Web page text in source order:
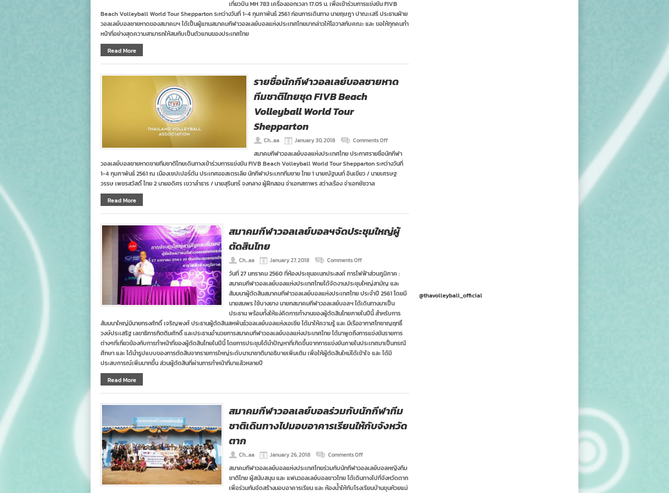
ไทย
เข้า
ร่วม
Tour
ที่
ออสเตรเลีย
เที่ยวบิน MH 783 เครื่องออกเวลา 17.05 น. เพื่อเข้าร่วมการแข่งขัน FIVB
Beach Volleyball World Tour Shepparton ระหว่างวันที่ 1-4 กุมภาพันธ์ 2561 ก่อนการเดินทาง นายฤษฎา ปาณะเสรี ประธานฝ่าย
วอลเลย์บอลชายหาดของสมาคมฯ ได้เป็นผู้แทนสมาคมกีฬาวอลเลย์บอลแห่งประเทศไทยมากล่าวให้โอวาสกับคณะ และ ขอให้ทุกคนทำ
หน้าที่อย่างสุดความสามารถให้สมกับเป็นตัวแทนของประเทศไทย
Read More
รายชื่อนักกีฬาวอลเลย์บอลชายหาด
ทีมชาติไทยชุด FIVB Beach
Volleyball World Tour
Shepparton
Ch...aa January 30, 2018 Comments Offon
ชื่อ
นักกีฬา
วอลเลย์บอล
ชายหาด
Beach
Volleyball
สมาคมกีฬาวอลเลย์บอลแห่งประเทศไทย ประกาศรายชื่อนักกีฬา
วอลเลย์บอลชายหาดชายทีมชาติไทยเดินทางเข้าร่วมการแข่งขัน FIVB Beach Volleyball World Tour Shepparton ระหว่างวันที่
1-4 กุมภาพันธ์ 2561 ณ เมืองเชปเปอร์ตัน ประเทศออสเตรเลีย นักกีฬาประเภททีมชาย ไทย 1 นายณัฐนนท์ อินเขียว / นายเศรษฐ
วรรษ เพชรสวัสดิ์ ไทย 2 นายอดิศร เขวาลำธาร / นายสุรินทร์ จงกลาง ผู้ฝึกสอน จ่าเอกสถาพร สว่างเรือง จ่าเอกชัชวาล
Read More
สมาคมกีฬาวอลเลย์บอลฯจัดประชุมใหญ่ผู้
ตัดสินไทย
Ch...aa January 27, 2018 Comments Offon
กีฬา
วอลเลย์
บอลฯ
ประชุม
ใหญ่
ผู้
ตัดสิน
วันที่ 27 มกราคม 2560 ที่ห้องประชุมอเนกประสงค์​ การไฟฟ้าส่วนภูมิภาค :
สมาคมกีฬาวอลเลย์บอลแห่งประเทศไทยได้จัดงานประชุมใหญ่สามัญ และ
สัมมนาผู้ตัดสินสมาคมกีฬาวอลเลย์บอลแห่งประเทศไทย ประจำปี 2561 โดยมี
นายสมพร ใช้บางยาง นายกสมาคมกีฬาวอลเลย์บอลฯ ได้เดินทางมาเป็น
ประธาน พร้อมทั้งให้แง่คิดการทำงานของผู้ตัดสินไทยภายในปีนี้ สำหรับการ
สัมมนาใหญ่มีนายทรงศักดิ์ เจริญพงศ์ ประธานผู้ตัดสินสหพันธ์วอลเลย์บอลแห่งเอเชีย ได้มาให้ความรู้ และ มีเรืออากาศโทชาญฤทธิ์
วงษ์ประเสริฐ เลขาธิการกิตติมศักดิ์ และประธานอำนวยการสมาคมกีฬาวอลเลย์บอลแห่งประเทศไทย ได้มาพูดถึงการแข่งขันรายการ
ต่างๆที่เกี่ยวข้องกับการทำหน้าที่ของผู้ตัดสินไทยในปีนี้ โดยการประชุมได้นำปัญหาที่เกิดขึ้นจากการแข่งขันภายในประเทศมาเป็นกรณี
ศึกษา และ ได้นำรูปแบบของการตัดสินจากรายการใหญ่ระดับนานาชาติมาอธิบายเพิ่มเติม เพื่อให้ผู้ตัดสินใหม่ได้เข้าใจ และ ได้มี
ประสบการณ์เพิ่มมากขึ้น ส่วนผู้ตัดสินที่ผ่านการทำหน้าที่มาแล้วหลายปี
Read More
สมาคมกีฬาวอลเลย์บอลร่วมกับนักกีฬาทีม
ชาติเดินทางไปมอบอาคารเรียนให้กับจังหวัด
ตาก
Ch...aa January 26, 2018 Comments Offon
กีฬา
วอลเลย์บอล
ร่วม
สมาคมกีฬาวอลเลย์บอลแห่งประเทศไทยร่วมกับนักกีฬาวอลเลย์บอลหญิงทีม
ชาติไทย ผู้สนับสนุน และ แฟนวอลเลย์บอลชาวไทย ได้เดินทางไปที่จังหวัดตาก
เพื่อร่วมกันจัดสร้างมอบอาคารเรียน และ ห้องน้ำให้กับโรงเรียนบ้านขุนห้วยแม่
@thavolleyball_official